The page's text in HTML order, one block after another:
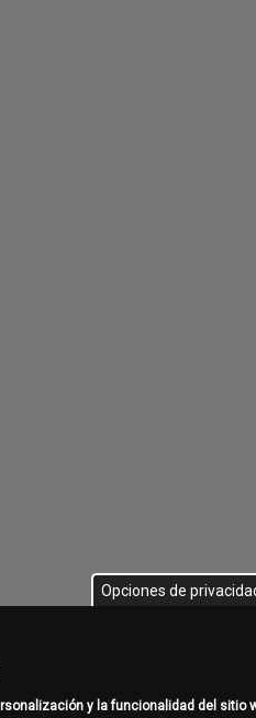
Opciones de
y la funcionalidad del sitio